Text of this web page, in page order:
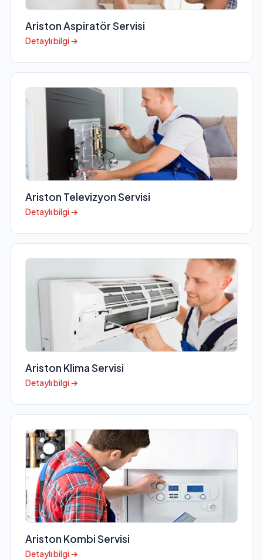
Ariston Aspiratör Servisi
Detaylı bilgi →
Ariston Televizyon Servisi
Detaylı bilgi →
Ariston Klima Servisi
Detaylı bilgi →
Ariston Kombi Servisi
Detaylı bilgi →